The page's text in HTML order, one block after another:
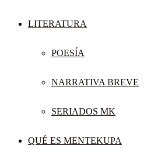
LITERATURA
POESÍA
NARRATIVA BREVE
SERIADOS MK
QUÉ ES MENTEKUPA